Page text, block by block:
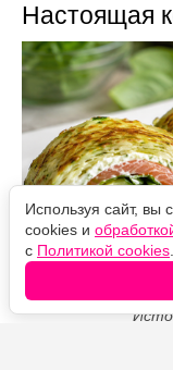
Настоящая
Используя сайт, вы
cookies и
с Политикой cookies